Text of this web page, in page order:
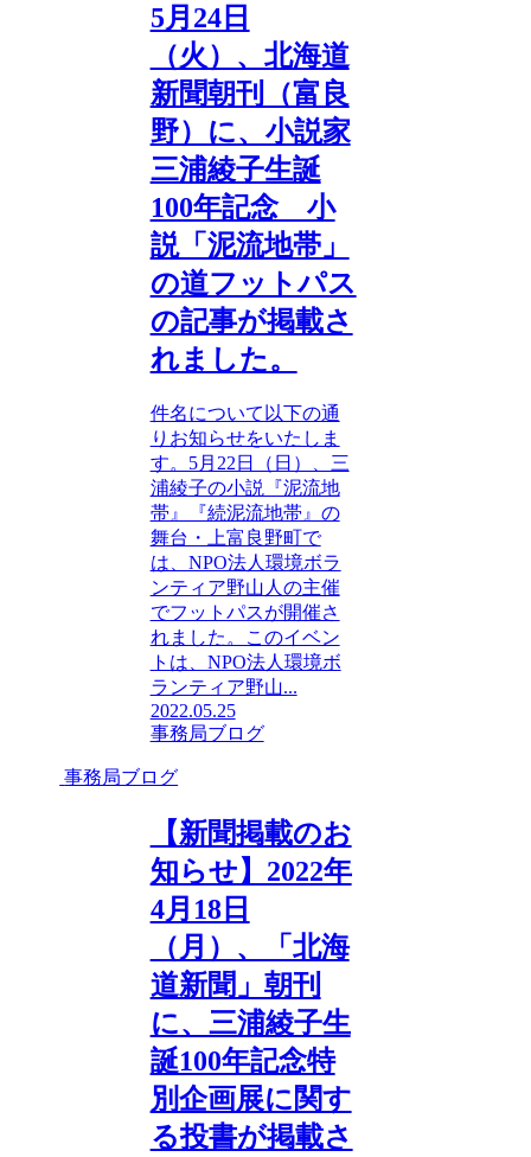
5月24日
（火）、北海道
新聞朝刊（富良
野）に、小説家
三浦綾子生誕
100年記念 小
説「泥流地帯」
の道フットパス
の記事が掲載さ
れました。
件名について以下の通
りお知らせをいたしま
す。5月22日（日）、三
浦綾子の小説『泥流地
帯』『続泥流地帯』の
舞台・上富良野町で
は、NPO法人環境ボラ
ンティア野山人の主催
でフットパスが開催さ
れました。このイベン
トは、NPO法人環境ボ
ランティア野山...
2022.05.25
事務局ブログ
事務局ブログ
【新聞掲載のお
知らせ】2022年
4月18日
（月）、「北海
道新聞」朝刊
に、三浦綾子生
誕100年記念特
別企画展に関す
る投書が掲載さ